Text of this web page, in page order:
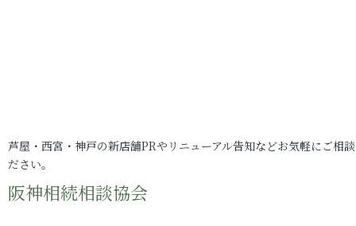
芦屋・西宮・神戸の新店舗PRやリニューアル告知などお気軽にご相
ださい。
阪神相続相談協会